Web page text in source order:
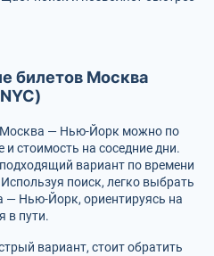
билетов Москва
Москва — Нью-Йорк можно по
стоимость на соседние дни.
вариант по времени
поиск, легко выбрать
Нью-Йорк, ориентируясь на
в пути.
вариант, стоит обратить